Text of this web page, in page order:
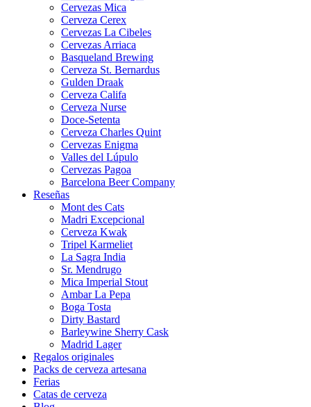
Cervezas Mica
Cerveza Cerex
Cervezas La Cibeles
Cervezas Arriaca
Basqueland Brewing
Cerveza St. Bernardus
Gulden Draak
Cerveza Califa
Cerveza Nurse
Doce-Setenta
Cerveza Charles Quint
Cervezas Enigma
Valles del Lúpulo
Cervezas Pagoa
Barcelona Beer Company
Reseñas
Mont des Cats
Madri Excepcional
Cerveza Kwak
Tripel Karmeliet
La Sagra India
Sr. Mendrugo
Mica Imperial Stout
Ambar La Pepa
Boga Tosta
Dirty Bastard
Barleywine Sherry Cask
Madrid Lager
Regalos originales
Packs de cerveza artesana
Ferias
Catas de cerveza